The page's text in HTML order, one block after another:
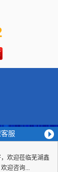
服
欢迎莅临芜湖鑫
迎咨询...